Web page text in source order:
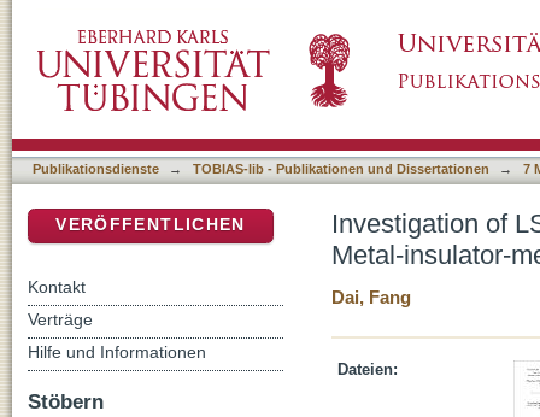
Cavity Arrays
Publikationsdienste → TOBIAS-lib - Publikationen und Dissertationen → 7
Investigation of
Metal-insulator-
Dai, Fang
Dateien:
VERÖFFENTLICHEN
Kontakt
Verträge
Hilfe und Informationen
Stöbern